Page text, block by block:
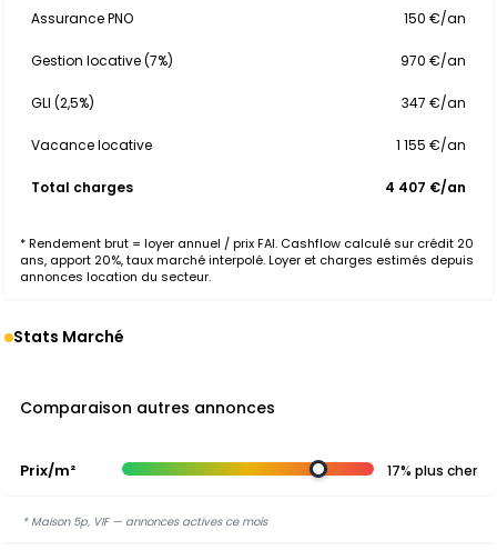
Assurance PNO 150 €/an
Gestion locative (7%) 970 €/an
GLI (2,5%) 347 €/an
Vacance locative 1 155 €/an
Total charges 4 407 €/an
* Rendement brut = loyer annuel / prix FAI. Cashflow calculé sur crédit 20
ans, apport 20%, taux marché interpolé. Loyer et charges estimés depuis
annonces location du secteur.
Stats Marché
Comparaison autres annonces
Prix/m² 17% plus cher
* Maison 5p, VIF — annonces actives ce mois